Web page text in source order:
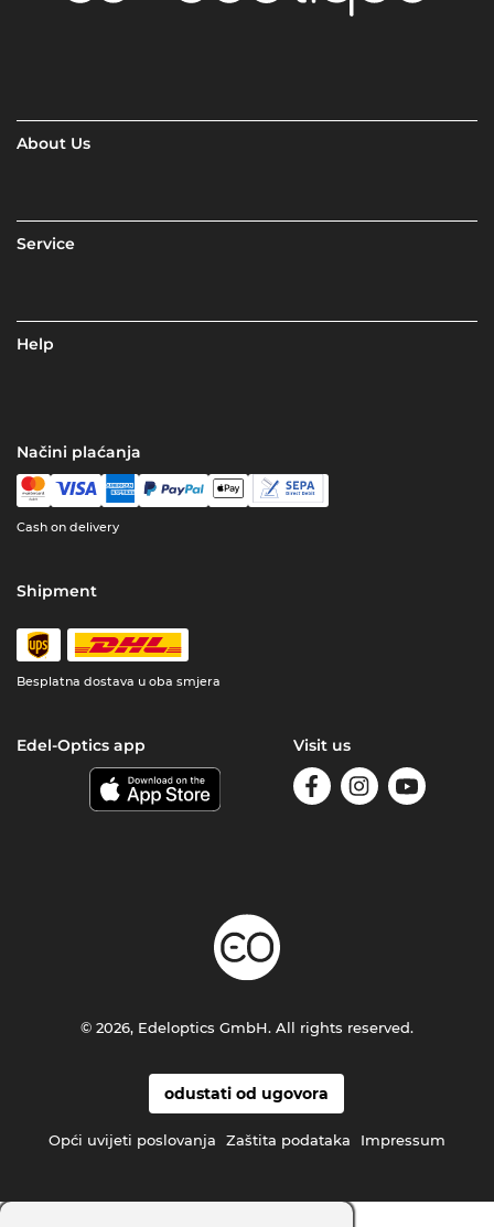
About Us
Service
Help
Načini plaćanja
Cash on delivery
Shipment
Besplatna dostava u oba smjera
Edel-Optics app Visit us
odustati od ugovora
Opći uvijeti poslovanja Zaštita podataka Impressum
© 2026, Edeloptics GmbH. All rights reserved.